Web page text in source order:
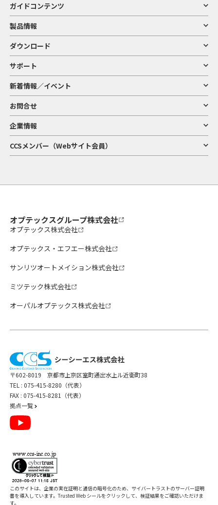
ガイドコンテンツ
製品情報
ダウンロード
サポート
新着情報／イベント
お問合せ
企業情報
CCSメンバー（Webサイト会員）
オプテックスグループ株式会社
オプテックス株式会社
オプテックス・エフエー株式会社
サンリツオートメイション株式会社
ミツテック株式会社
オーパルオプテックス株式会社
〒602-8019 京都市上京区室町通出水上ル近衛町38
TEL : 075-415-8280（代表）
FAX : 075-415-8281（代表）
拠点一覧
このサイトは、企業の実在証明と通信の暗号化のため、サイバートラストのサーバー証明
書を導入しています。Trusted Web シールをクリックして、検証結果をご確認いただけま
す。